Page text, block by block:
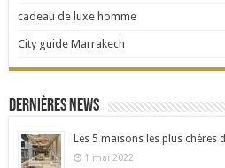
cadeau de luxe homme
City guide Marrakech
Dernières news
Les 5 maisons les plus chères
1 mai 2022